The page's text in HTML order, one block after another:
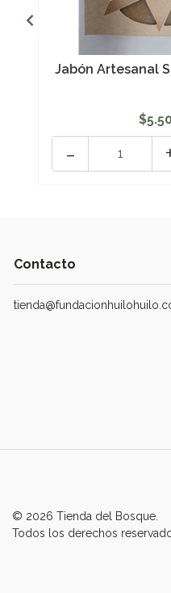
Jabón Artesanal
-
Contacto
© 2026 Tienda del Bosque.
Todos los derechos